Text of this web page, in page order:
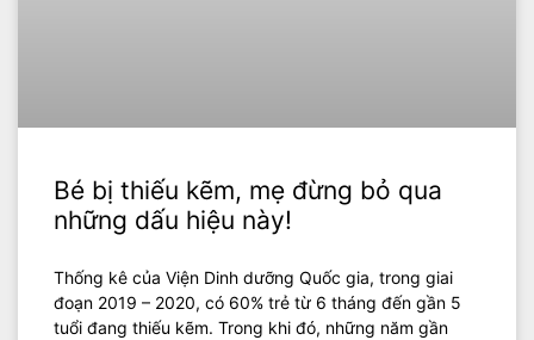
Bé bị thiếu kẽm, mẹ đừng bỏ qua
những dấu hiệu này!
Thống kê của Viện Dinh dưỡng Quốc gia, trong giai
đoạn 2019 – 2020, có 60% trẻ từ 6 tháng đến gần 5
tuổi đang thiếu kẽm. Trong khi đó, những năm gần